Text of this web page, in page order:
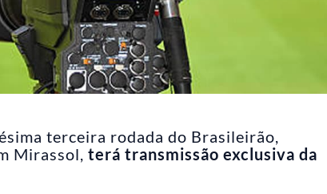
terceira rodada do Brasileirão,
Mirassol, terá transmissão exclusiva da